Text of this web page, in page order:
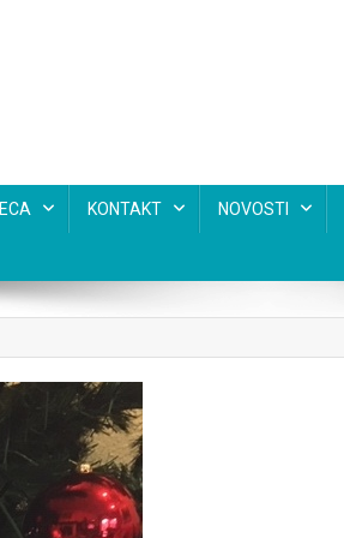
KONTAKT NOVOSTI